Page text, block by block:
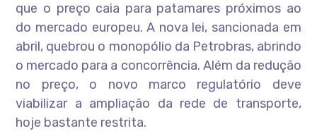
que o preço caia para patamares próximos ao
do mercado europeu. A nova lei, sancionada em
abril, quebrou o monopólio da Petrobras, abrindo
o mercado para a concorrência. Além da redução
no preço, o novo marco regulatório deve
viabilizar a ampliação da rede de transporte,
hoje bastante restrita.